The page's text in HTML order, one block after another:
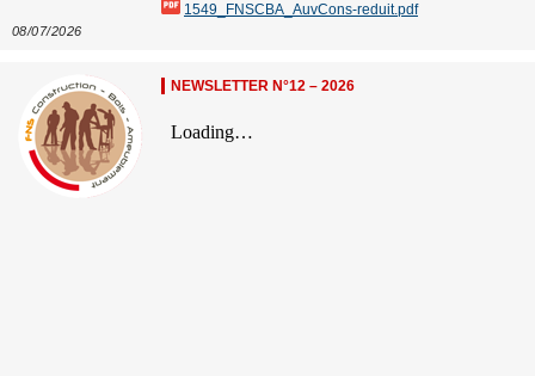
1549_FNSCBA_AuvCons-reduit.pdf
08/07/2026
NEWSLETTER N°12 – 2026